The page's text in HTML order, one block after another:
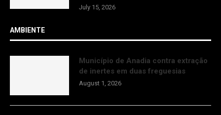
July 15, 2026
AMBIENTE
Município de Anadia contra extração
de inertes em duas freguesias
August 1, 2026